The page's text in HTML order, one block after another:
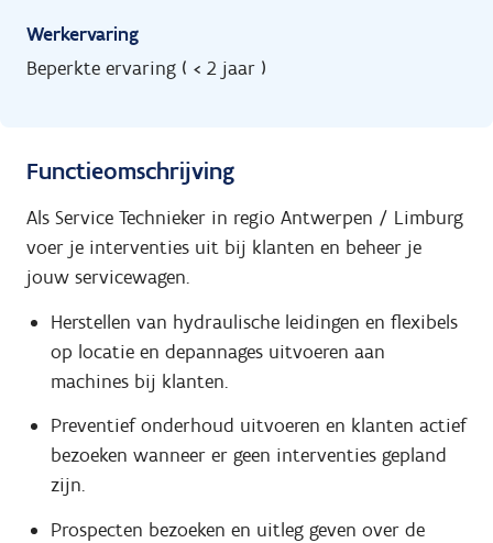
Werkervaring
Beperkte ervaring ( < 2 jaar )
Functieomschrijving
Als Service Technieker in regio Antwerpen / Limburg
voer je interventies uit bij klanten en beheer je
jouw servicewagen.
Herstellen van hydraulische leidingen en flexibels
op locatie en depannages uitvoeren aan
machines bij klanten.
Preventief onderhoud uitvoeren en klanten actief
bezoeken wanneer er geen interventies gepland
zijn.
Prospecten bezoeken en uitleg geven over de